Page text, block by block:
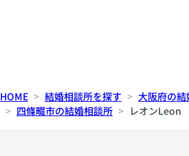
HOME 結婚相談所を探す
大阪府の
四條畷市の結婚相談所
レオンLeon